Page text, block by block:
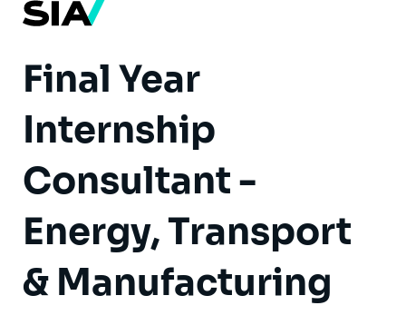
Final Year
Internship
Consultant -
Energy, Transport
& Manufacturing